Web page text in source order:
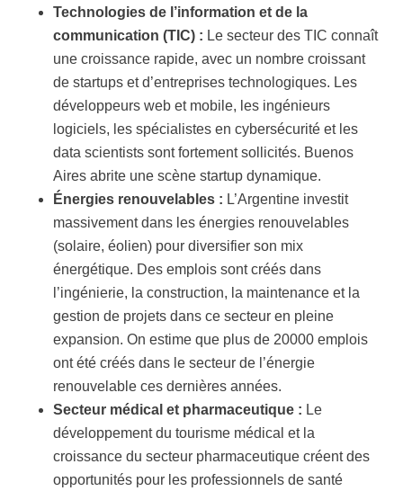
Technologies de l’information et de la
communication (TIC) : Le secteur des TIC connaît
une croissance rapide, avec un nombre croissant
de startups et d’entreprises technologiques. Les
développeurs web et mobile, les ingénieurs
logiciels, les spécialistes en cybersécurité et les
data scientists sont fortement sollicités. Buenos
Aires abrite une scène startup dynamique.
Énergies renouvelables : L’Argentine investit
massivement dans les énergies renouvelables
(solaire, éolien) pour diversifier son mix
énergétique. Des emplois sont créés dans
l’ingénierie, la construction, la maintenance et la
gestion de projets dans ce secteur en pleine
expansion. On estime que plus de 20000 emplois
ont été créés dans le secteur de l’énergie
renouvelable ces dernières années.
Secteur médical et pharmaceutique : Le
développement du tourisme médical et la
croissance du secteur pharmaceutique créent des
opportunités pour les professionnels de santé